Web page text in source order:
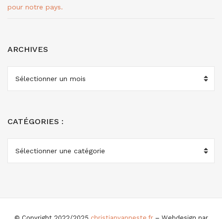
pour notre pays.
ARCHIVES
CATÉGORIES :